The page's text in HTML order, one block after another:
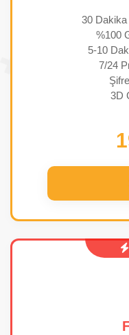
30 Dakika
%100
5-10
7/24
3D